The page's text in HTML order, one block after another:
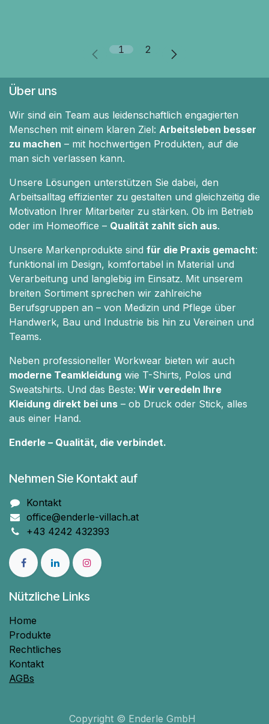
1 2
Über uns
Wir sind ein Team aus leidenschaftlich engagierten
Menschen mit einem klaren Ziel: Arbeitsleben besser
zu machen – mit hochwertigen Produkten, auf die
man sich verlassen kann.
Unsere Lösungen unterstützen Sie dabei, den
Arbeitsalltag effizienter zu gestalten und gleichzeitig die
Motivation Ihrer Mitarbeiter zu stärken. Ob im Betrieb
oder im Homeoffice – Qualität zahlt sich aus.
Unsere Markenprodukte sind für die Praxis gemacht:
funktional im Design, komfortabel in Material und
Verarbeitung und langlebig im Einsatz. Mit unserem
breiten Sortiment sprechen wir zahlreiche
Berufsgruppen an – von Medizin und Pflege über
Handwerk, Bau und Industrie bis hin zu Vereinen und
Teams.
Neben professioneller Workwear bieten wir auch
moderne Teamkleidung wie T-Shirts, Polos und
Sweatshirts. Und das Beste: Wir veredeln Ihre
Kleidung direkt bei uns – ob Druck oder Stick, alles
aus einer Hand.
Enderle – Qualität, die verbindet.
Nehmen Sie Kontakt auf
Kontakt
office@enderle-villach.at
+43 4242 432393
Nützliche Links
Home
Produkte
Rechtliches
Kontakt
AGBs
Copyright © Enderle GmbH